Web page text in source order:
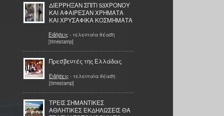
ΔΙΕΡΡΗΞΑΝ ΣΠΙΤΙ 53ΧΡΟΝΟΥ
ΚΑΙ ΑΦΑΙΡΕΣΑΝ ΧΡΗΜΑΤΑ
ΚΑΙ ΧΡΥΣΑΦΙΚΑ ΚΟΣΜΗΜΑΤΑ
Ειδήσεις - τελευταία θέαση
[timestamp]
Πρεσβευτές της Ελλάδας
Ειδήσεις - τελευταία θέαση
[timestamp]
ΤΡΕΙΣ ΣΗΜΑΝΤΙΚΕΣ
ΑΘΛΗΤΙΚΕΣ ΕΚΔΗΛΩΣΕΙΣ ΘΑ